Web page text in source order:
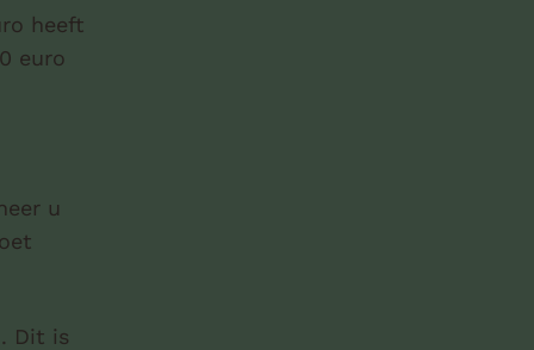
heeft
euro
u
Dit is